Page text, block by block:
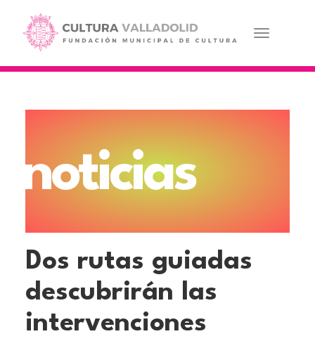
contenido
principal
Toggle
noticias
Dos rutas guiadas
descubrirán las
intervenciones